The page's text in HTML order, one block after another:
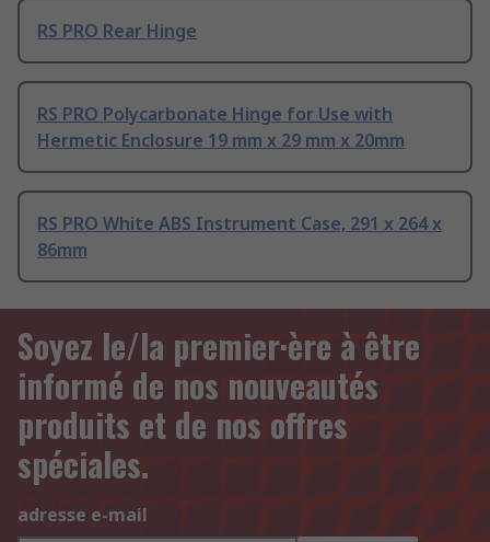
RS PRO Rear Hinge
RS PRO Polycarbonate Hinge for Use with
Hermetic Enclosure 19 mm x 29 mm x 20mm
RS PRO White ABS Instrument Case, 291 x 264 x
86mm
Soyez le/la premier·ère à être
informé de nos nouveautés
produits et de nos offres
spéciales.
adresse e-mail